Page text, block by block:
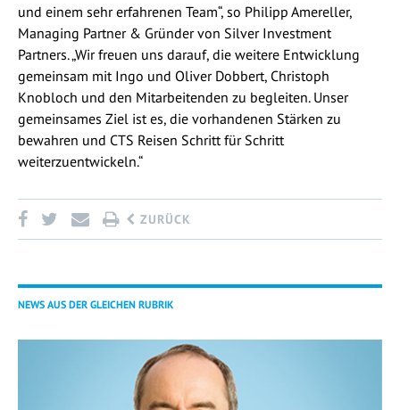
und einem sehr erfahrenen Team“, so Philipp Amereller,
Managing Partner & Gründer von Silver Investment
Partners. „Wir freuen uns darauf, die weitere Entwicklung
gemeinsam mit Ingo und Oliver Dobbert, Christoph
Knobloch und den Mitarbeitenden zu begleiten. Unser
gemeinsames Ziel ist es, die vorhandenen Stärken zu
bewahren und CTS Reisen Schritt für Schritt
weiterzuentwickeln.“
ZURÜCK
NEWS AUS DER GLEICHEN RUBRIK